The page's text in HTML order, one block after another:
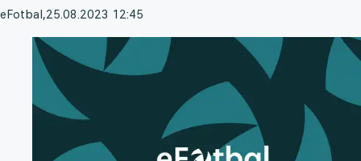
eFotbal,25.08.2023 12:45